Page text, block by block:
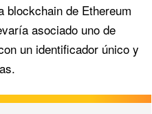
blockchain de Ethereum
asociado uno de
un identificador único y